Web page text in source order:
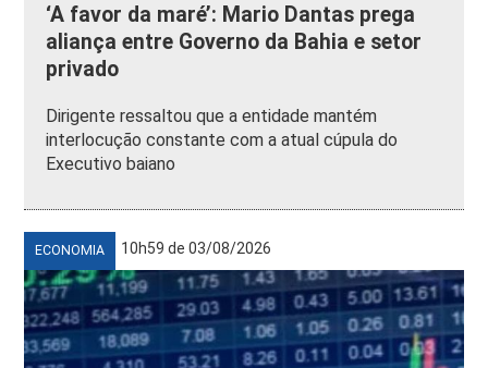
‘A favor da maré’: Mario Dantas prega
aliança entre Governo da Bahia e setor
privado
Dirigente ressaltou que a entidade mantém
interlocução constante com a atual cúpula do
Executivo baiano
ECONOMIA 10h59 de 03/08/2026